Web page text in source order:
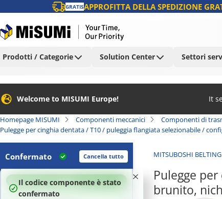
GRATISAPPROFITTA DELLA SPEDIZIONE
Prodotti / Categorie Solution Center Settori
Welcome to MISUMI Europe! It
Homepage MISUMI Componenti meccanici Componenti di
Pulegge per cinghia dentata / T10 / puleggia flangiata selezionabile /
Confermato Cancella tutto
100%
Il codice componente è stato
confermato
MITSUBOSHI BELTING
Pulegge
brunito,